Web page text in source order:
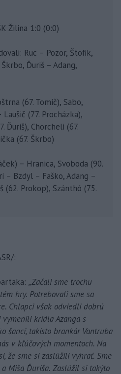
Žilina 1:0 (0:0)
Ruc – Pozor, Štofik,
Ďuriš – Adang,
(67. Tomič), Sabo,
(77. Procházka),
Ďuriš), Chorcheli (67.
(67. Škrbo)
– Hranica, Svoboda (90.
– Bzdyl – Faško, Adang –
(62. Prokop), Szánthó (75.
:
„Začali sme trochu
hry. Potrebovali sme sa
Chlapci však odviedli dobrú
krídla Azanga s
šancí, takisto brankár Vantruba
v kľúčových momentoch. Na
že sme si zaslúžili vyhrať. Sme
Miša Ďuriša. Zaslúžil si takýto